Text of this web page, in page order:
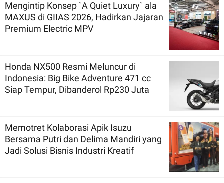
Mengintip Konsep `A Quiet Luxury` ala
MAXUS di GIIAS 2026, Hadirkan Jajaran
Premium Electric MPV
Honda NX500 Resmi Meluncur di
Indonesia: Big Bike Adventure 471 cc
Siap Tempur, Dibanderol Rp230 Juta
Memotret Kolaborasi Apik Isuzu
Bersama Putri dan Delima Mandiri yang
Jadi Solusi Bisnis Industri Kreatif